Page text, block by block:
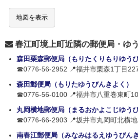
地図を表示
春江町境上町近隣の郵便局・ゆ
森田栗森郵便局（もりたくりもりゆう
☎0776-56-2952 📍福井市栗森1丁目
森田郵便局（もりたゆうびんきよく）
☎0776-56-0100 📍福井市八重巻東町
丸岡横地郵便局（まるおかよこじゆう
☎0776-66-2903 📍坂井市丸岡町北横
南春江郵便局（みなみはるえゆうびんき